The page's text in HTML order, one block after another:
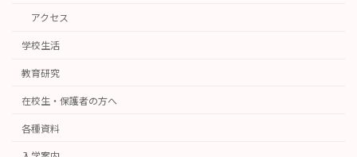
アクセス
学校生活
教育研究
在校生・保護者の方へ
各種資料